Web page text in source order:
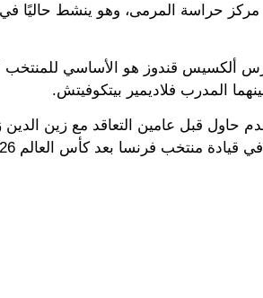
حراسة المرمى، وهو ينشط حاليًا
المدرب فلاديمير بيتكوفيتش.
حاول قبل عامين التعاقد مع زين
منتخب فرنسا بعد كأس العالم 2026.